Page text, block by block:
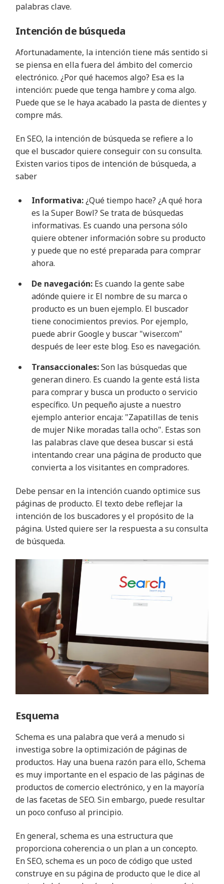
palabras clave.
Intención de búsqueda
Afortunadamente, la intención tiene más sentido si
se piensa en ella fuera del ámbito del comercio
electrónico. ¿Por qué hacemos algo? Esa es la
intención: puede que tenga hambre y coma algo.
Puede que se le haya acabado la pasta de dientes y
compre más.
En SEO, la intención de búsqueda se refiere a lo
que el buscador quiere conseguir con su consulta.
Existen varios tipos de intención de búsqueda, a
saber
Informativa:¿Qué tiempo hace? ¿A qué hora
es la Super Bowl? Se trata de búsquedas
informativas. Es cuando una persona sólo
quiere obtener información sobre su producto
y puede que no esté preparada para comprar
ahora.
De navegación: Es cuando la gente sabe
adónde quiere ir. El nombre de su marca o
producto es un buen ejemplo. El buscador
tiene conocimientos previos. Por ejemplo,
puede abrir Google y buscar "wiser.com"
después de leer este blog. Eso es navegación.
Transaccionales:Son las búsquedas que
generan dinero. Es cuando la gente está lista
para comprar y busca un producto o servicio
específico. Un pequeño ajuste a nuestro
ejemplo anterior encaja: "Zapatillas de tenis
de mujer Nike moradas talla ocho". Estas son
las palabras clave que desea buscar si está
intentando crear una página de producto que
convierta a los visitantes en compradores.
Debe pensar en la intención cuando optimice sus
páginas de producto. El texto debe reflejar la
intención de los buscadores y el propósito de la
página. Usted quiere ser la respuesta a su consulta
de búsqueda.
Esquema
Schema es una palabra que verá a menudo si
investiga sobre la optimización de páginas de
productos. Hay una buena razón para ello, Schema
es muy importante en el espacio de las páginas de
productos de comercio electrónico, y en la mayoría
de las facetas de SEO. Sin embargo, puede resultar
un poco confuso al principio.
En general, schema es una estructura que
proporciona coherencia o un plan a un concepto.
En SEO, schema es un poco de código que usted
construye en su página de producto que le dice al